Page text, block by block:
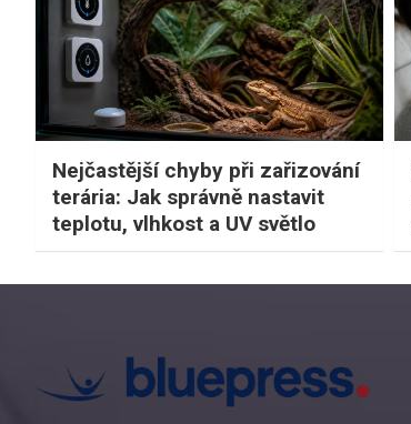
Nejčastější chyby při zařizování
terária: Jak správně nastavit
teplotu, vlhkost a UV světlo